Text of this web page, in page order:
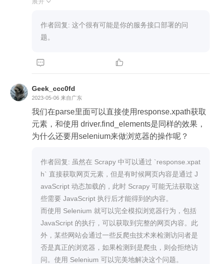
            try:
                _next = driver.find_elements(By.XPATH,
ebox_next']/a")
                _time.sleep(2)
            except StaleElementReferenceException as
e:
                print(" page failed.", e)
                _next = driver.find_elements(By.XPATH,
ebox_next']/a")
                _next[0].click()
                _time.sleep(2)
            except ElementNotInteractableException as
                print(" not found page.", e)
                break
            except Exception as e:
                print("unkwon error: ", e)
作者回复: 这个很有可能是你的服务接口部署的问
题。
 
Geek_ccc0fd
2023-05-06 来自广东
我们在parse里面可以直接使用response.xpath获取
元素，和使用 driver.find_elements是同样的效果，
为什么还要用selenium来做浏览器的操作呢？
作者回复: 虽然在 Scrapy 中可以通过 `response.xpat
h` 直接获取网页元素，但是有时候网页内容是通过 J
avaScript 动态加载的，此时 Scrapy 可能无法获取这
些需要 JavaScript 执行后才能得到的内容。
而使用 Selenium 就可以完全模拟浏览器行为，包括
JavaScript 的执行，可以获取到完整的网页内容。此
外，某些网站会通过一些反爬虫技术来检测访问者是
否是真正的浏览器，如果检测到是爬虫，则会拒绝访
问。使用 Selenium 可以完美地解决这个问题。